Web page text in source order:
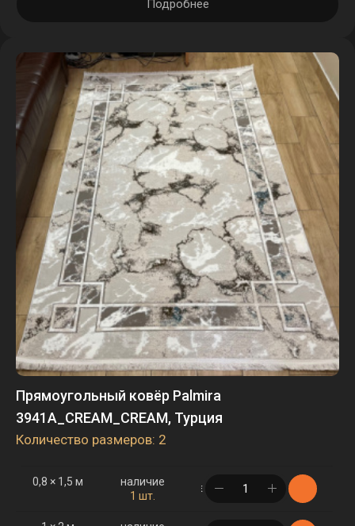
Подробнее
Прямоугольный ковёр Palmira
3941A_CREAM_CREAM, Турция
Количество размеров: 2
0,8 × 1,5 м
наличие
1 шт.
в корзине